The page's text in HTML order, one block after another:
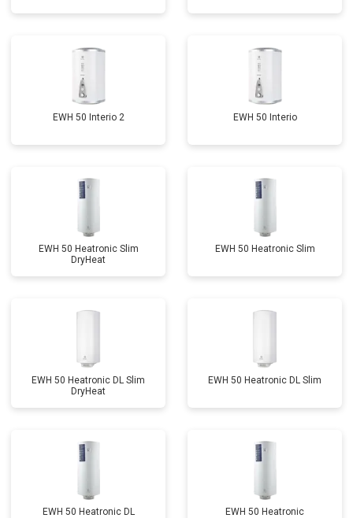
EWH 50 Interio 2 EWH 50 Interio
EWH 50 Heatronic Slim
DryHeat
EWH 50 Heatronic Slim
EWH 50 Heatronic DL Slim
DryHeat
EWH 50 Heatronic DL Slim
EWH 50 Heatronic DL EWH 50 Heatronic